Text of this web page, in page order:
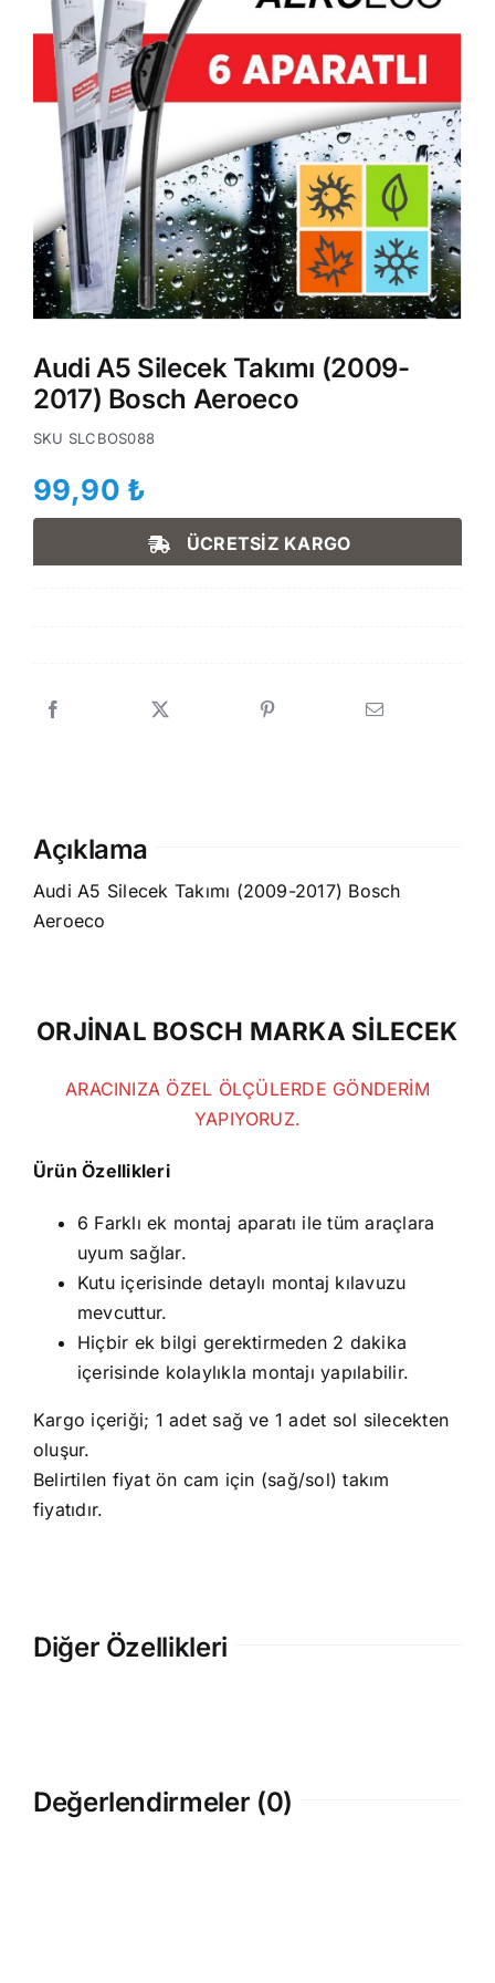
Audi A5 Silecek Takımı (2009-
2017) Bosch Aeroeco
SKU SLCBOS088
99,90 ₺
ÜCRETSİZ KARGO
Açıklama
Audi A5 Silecek Takımı (2009-2017) Bosch
Aeroeco
ORJİNAL BOSCH MARKA SİLECEK
ARACINIZA ÖZEL ÖLÇÜLERDE GÖNDERİM
YAPIYORUZ.
Ürün Özellikleri
6 Farklı ek montaj aparatı ile tüm araçlara
uyum sağlar.
Kutu içerisinde detaylı montaj kılavuzu
mevcuttur.
Hiçbir ek bilgi gerektirmeden 2 dakika
içerisinde kolaylıkla montajı yapılabilir.
Kargo içeriği; 1 adet sağ ve 1 adet sol silecekten
oluşur.
Belirtilen fiyat ön cam için (sağ/sol) takım
fiyatıdır.
Diğer Özellikleri
Değerlendirmeler (0)